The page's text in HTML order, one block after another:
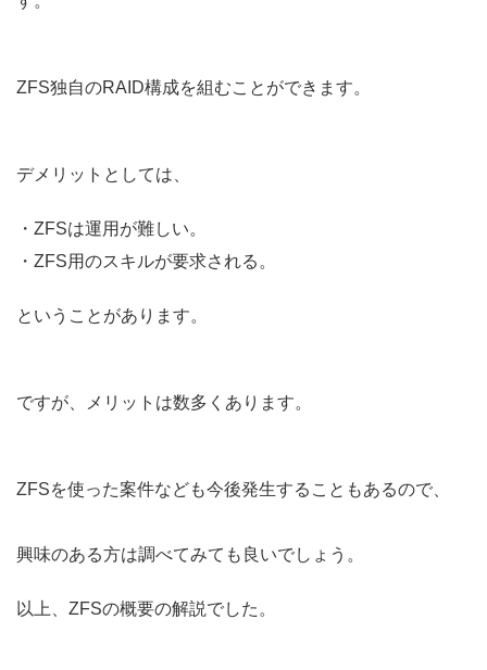
ZFS独自のRAID構成を組むことができます。
デメリットとしては、
・ZFSは運用が難しい。
・ZFS用のスキルが要求される。
ということがあります。
ですが、メリットは数多くあります。
ZFSを使った案件なども今後発生することもあるので、
興味のある方は調べてみても良いでしょう。
以上、ZFSの概要の解説でした。